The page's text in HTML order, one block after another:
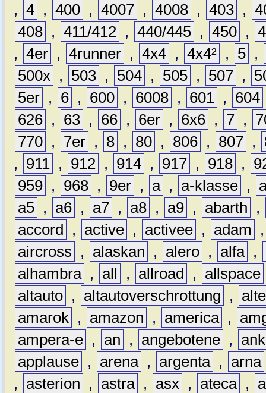
, 4 , 400 , 4007 , 4008 , 403 ,
408 , 411/412 , 440/445 , 450 ,
, 4er , 4runner , 4x4 , 4x4² , 5 ,
500x , 503 , 504 , 505 , 507 ,
5er , 6 , 600 , 6008 , 601 , 604
626 , 63 , 66 , 6er , 6x6 , 7 ,
770 , 7er , 8 , 80 , 806 , 807 ,
,
911 , 912 , 914 , 917 , 918 ,
959 , 968 , 9er , a , a-klasse ,
a5 , a6 , a7 , a8 , a9 , abarth
,
accord
, active , activee , adam
aircross
, alaskan , alero , alfa ,
alhambra , all , allroad , allspace
altauto , altautoverschrottung ,
amarok , amazon , america ,
ampera-e , an , angebotene ,
applause , arena , argenta , arna
,
asterion , astra , asx , ateca ,